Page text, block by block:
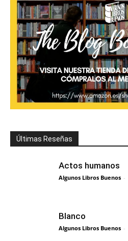
Últimas Reseñas
Actos humanos
Algunos Libros Buenos -
Blanco
Algunos Libros Buenos -